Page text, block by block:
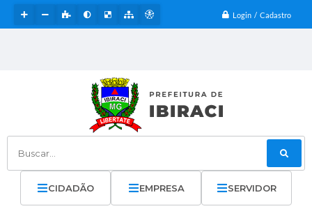
Login / Cadastro
Buscar...
CIDADÃO EMPRESA SERVIDOR